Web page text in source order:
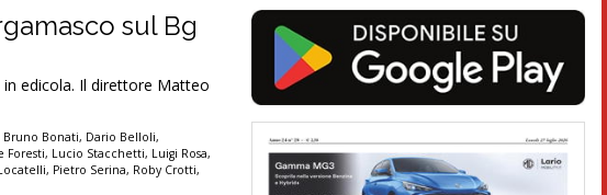
sul Bg
edicola. Il direttore Matteo
Bruno Bonati, Dario Belloli,
Foresti, Lucio Stacchetti, Luigi Rosa,
, Pietro Serina, Roby Crotti,